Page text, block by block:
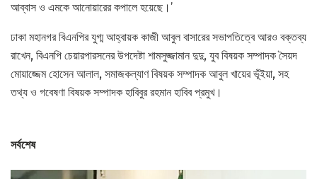
আব্বাস ও এমকে আনোয়ারের কপালে হয়েছে।’
ঢাকা মহানগর বিএনপির যুগ্ম আহ্বায়ক কাজী আবুল বাসারের সভাপতিত্বে আরও বক্তব্য
রাখেন, বিএনপি চেয়ারপারসনের উপদেষ্টা শামসুজ্জামান দুদু, যুব বিষয়ক সম্পাদক সৈয়দ
মোয়াজ্জেম হোসেন আলাল, সমাজকল্যাণ বিষয়ক সম্পাদক আবুল খায়ের ভূঁইয়া, সহ
তথ্য ও গবেষণা বিষয়ক সম্পাদক হাবিবুর রহমান হাবিব প্রমুখ।
সর্বশেষ